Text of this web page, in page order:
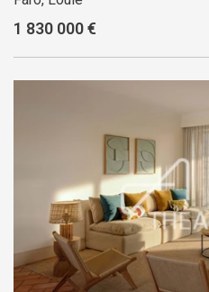
1 830 000 €